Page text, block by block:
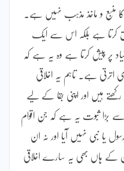
منبع و ماخذ مذہب نہیں ہے۔
کرتا ہے بلکہ اس سے ایک
پر پیش کرتا ہے وہ یہ ہے کہ
اترتی ہے۔ تاہم یہ اخلاقی
ہیں اور اپنی بقا کے لیے
ثبوت یہ ہے کہ جن اقوام
یا نبی نہیں آیا اور نہ ان
کے ہاں بھی یہ سارے اخلاقی